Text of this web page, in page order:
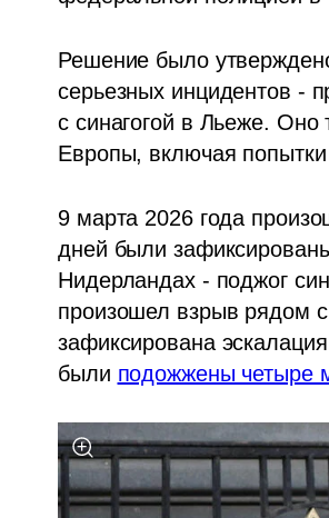
Решение было
серьезных инцидентов -
с синагогой в Льеже. Оно
Европы, включая
9 марта 2026 года
дней были
Нидерландах - поджог
произошел взрыв рядом
зафиксирована
были подожжены четыре